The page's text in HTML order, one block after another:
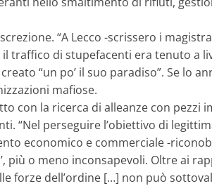
“A Lecco -scrissero i
traffico di stupefacenti era tenuto a
“un po’ il suo paradiso”. Se lo
mafiose.
con la ricerca di alleanze con pezzi
“Nel perseguire l’obiettivo di
economico e commerciale -
più o meno inconsapevoli. Oltre ai
forze dell’ordine […] non può